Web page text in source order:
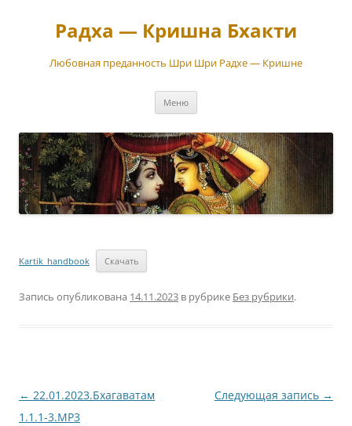
содержимому
Радха — Кришна Бхакти
Любовная преданность Шри Шри Радхе — Кришне
Меню
Kartik_handbook Скачать
Запись опубликована 14.11.2023 в рубрике Без рубрики.
Навигация
по
← 22.01.2023.Бхагаватам
1.1.1-3.MP3
Следующая запись →